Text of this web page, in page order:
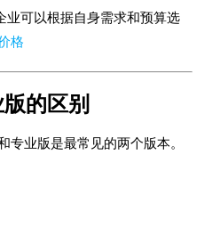
业可以根据自身需求和预算选
的区别
专业版是最常见的两个版本。